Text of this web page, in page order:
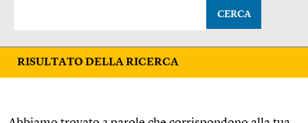
CERCA
RISULTATO DELLA RICERCA